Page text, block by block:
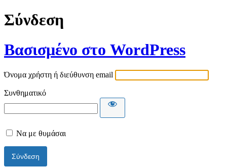
Σύνδεση
Βασισμένο στο WordPress
Όνομα χρήστη ή διεύθυνση email
Συνθηματικό
Να με θυμάσαι